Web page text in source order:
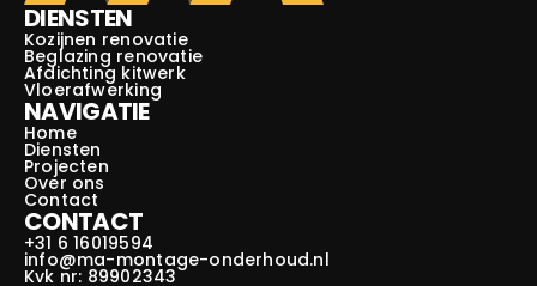
DIENSTEN
Kozijnen renovatie
Beglazing renovatie
Afdichting kitwerk
Vloerafwerking
NAVIGATIE
Home
Diensten
Projecten
Over ons
Contact
CONTACT
+31 6 16019594
info@ma-montage-onderhoud.nl
Kvk nr: 89902343